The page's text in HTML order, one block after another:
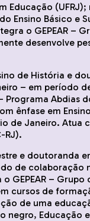
Educação
Ensino Básico e
o GEPEAR –
desenvolve
de História e
– em período
Programa Abdias
ênfase em
de Janeiro. Atua
RJ).
e doutoranda
de colaboração
GEPEAR – Grupo
cursos de
de uma
negro, Educação